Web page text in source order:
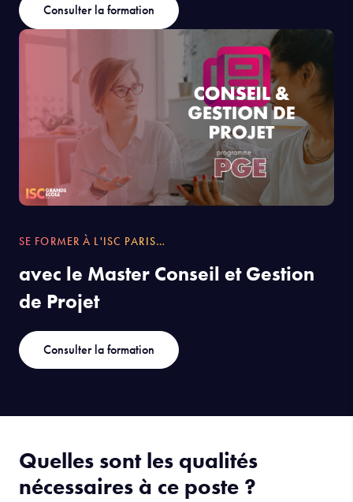
Consulter la formation
SE FORMER À L'ISC PARIS…
avec le Master Conseil et Gestion
de Projet
Consulter la formation
Quelles sont les qualités
nécessaires à ce poste ?